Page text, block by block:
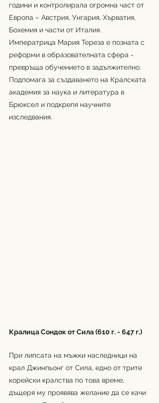
години и контролирала огромна част от
Европа – Австрия, Унгария, Хърватия,
Бохемия и части от Италия.
Императрица Мария Тереза е позната с
реформи в образователната сфера -
превръща обучението в задължително.
Подпомага за създаването на Кралската
академия за наука и литература в
Брюксел и подкрепя научните
изследвания.
Кралица Сондок от Сила (610 г. - 647 г.)
При липсата на мъжки наследници на
крал Джинпьонг от Сила, едно от трите
корейски кралства по това време,
дъщеря му проявява желание да се качи